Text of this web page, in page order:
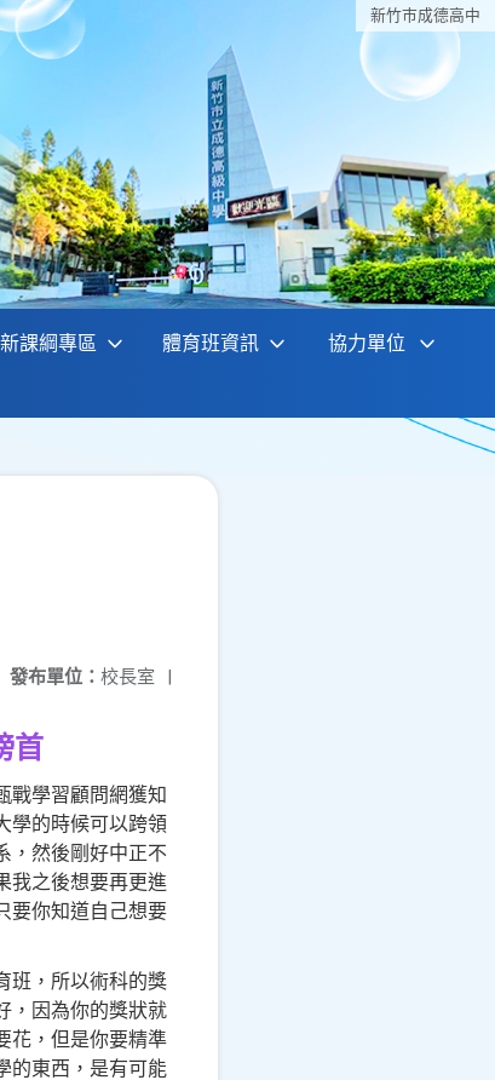
新竹巿成德高中
新課綱專區 體育班資訊 協力單位
發布單位： 校長室 |
首
戰學習顧問網獲知
學的時候可以跨領
，然後剛好中正不
我之後想要再更進
要你知道自己想要
班，所以術科的獎
，因為你的獎狀就
花，但是你要精準
的東西，是有可能